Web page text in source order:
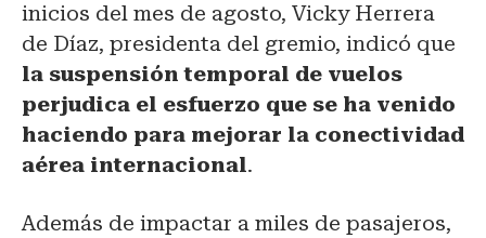
inicios del mes de agosto, Vicky Herrera
de Díaz, presidenta del gremio, indicó que
la suspensión temporal de vuelos
perjudica el esfuerzo que se ha venido
haciendo para mejorar la conectividad
aérea internacional.
Además de impactar a miles de pasajeros,